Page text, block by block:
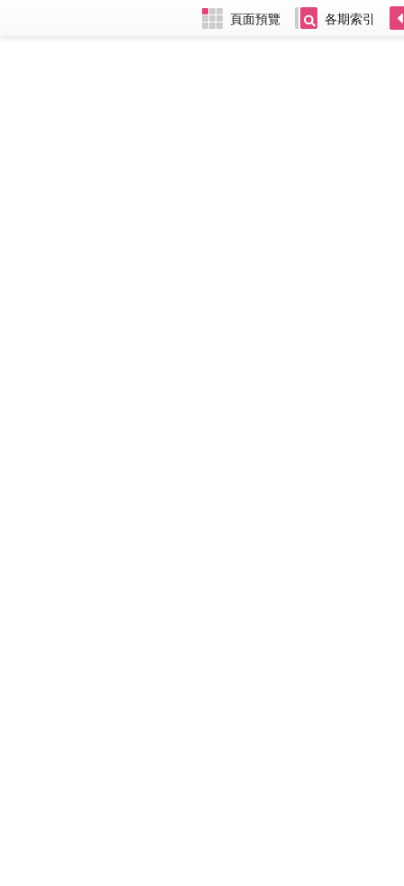
頁面預覽 各期索引